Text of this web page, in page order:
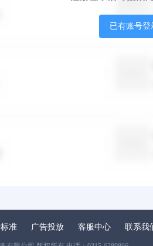
已有账号登
准 广告投放 客服中心 联系我